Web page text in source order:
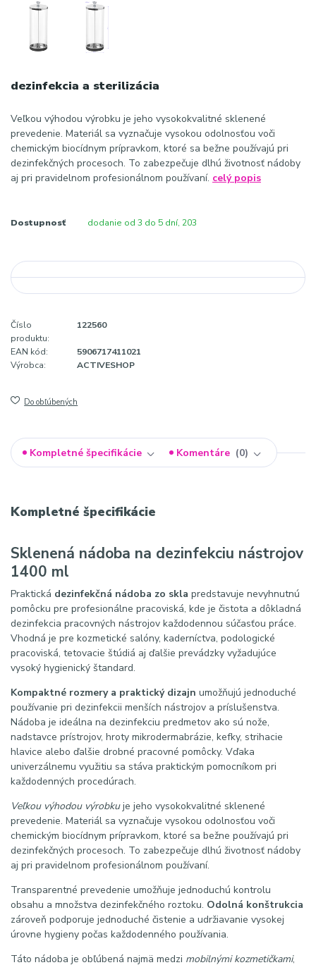
dezinfekcia a sterilizácia
Veľkou výhodou výrobku je jeho vysokokvalitné sklenené
prevedenie. Materiál sa vyznačuje vysokou odolnosťou voči
chemickým biocídnym prípravkom, ktoré sa bežne používajú pri
dezinfekčných procesoch. To zabezpečuje dlhú životnosť nádoby
aj pri pravidelnom profesionálnom používaní. celý popis
Dostupnosť dodanie od 3 do 5 dní, 203
Číslo
produktu:
122560
EAN kód:
5906717411021
Výrobca:
ACTIVESHOP
Do obľúbených
Kompletné špecifikácie Komentáre 0
Kompletné špecifikácie
Sklenená nádoba na dezinfekciu nástrojov
1400 ml
Praktická dezinfekčná nádoba zo skla predstavuje nevyhnutnú
pomôcku pre profesionálne pracoviská, kde je čistota a dôkladná
dezinfekcia pracovných nástrojov každodennou súčasťou práce.
Vhodná je pre kozmetické salóny, kaderníctva, podologické
pracoviská, tetovacie štúdiá aj ďalšie prevádzky vyžadujúce
vysoký hygienický štandard.
Kompaktné rozmery a praktický dizajn umožňujú jednoduché
používanie pri dezinfekcii menších nástrojov a príslušenstva.
Nádoba je ideálna na dezinfekciu predmetov ako sú nože,
nadstavce prístrojov, hroty mikrodermabrázie, kefky, strihacie
hlavice alebo ďalšie drobné pracovné pomôcky. Vďaka
univerzálnemu využitiu sa stáva praktickým pomocníkom pri
každodenných procedúrach.
Veľkou výhodou výrobkuje jeho vysokokvalitné sklenené
prevedenie. Materiál sa vyznačuje vysokou odolnosťou voči
chemickým biocídnym prípravkom, ktoré sa bežne používajú pri
dezinfekčných procesoch. To zabezpečuje dlhú životnosť nádoby
aj pri pravidelnom profesionálnom používaní.
Transparentné prevedenie umožňuje jednoduchú kontrolu
obsahu a množstva dezinfekčného roztoku. Odolná konštrukcia
zároveň podporuje jednoduché čistenie a udržiavanie vysokej
úrovne hygieny počas každodenného používania.
Táto nádoba je obľúbená najmä medzi mobilnými kozmetičkami,